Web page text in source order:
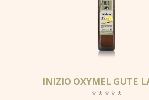
INIZIO OXYMEL GUTE
* * * * *